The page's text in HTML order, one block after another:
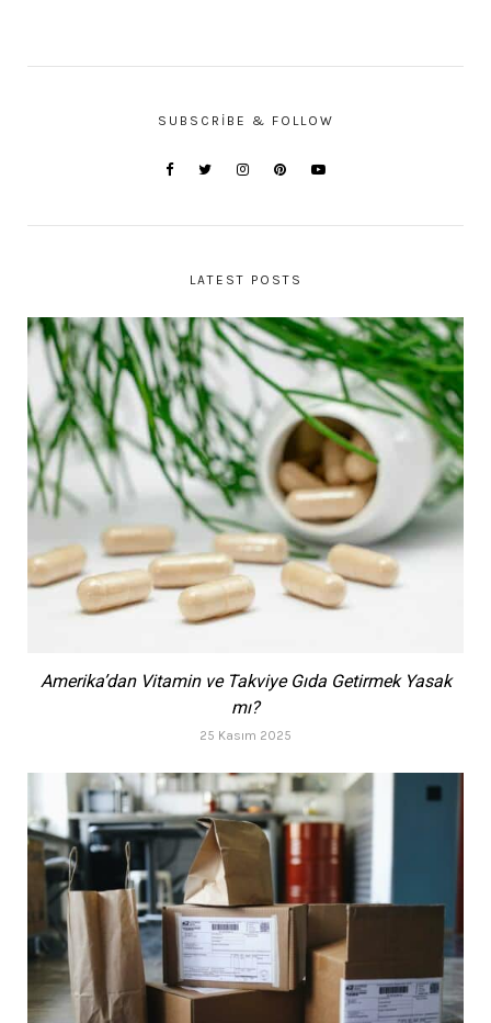
SUBSCRIBE & FOLLOW
LATEST POSTS
Amerika’dan Vitamin ve Takviye Gıda Getirmek Yasak
mı?
25 Kasım 2025